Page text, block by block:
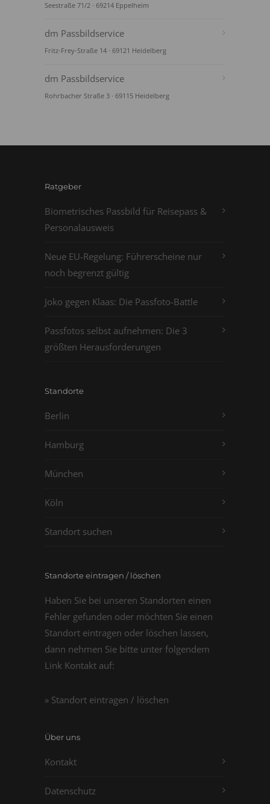
Seestraße 71/2 · 69214 Eppelheim
dm Passbildservice
Fritz-Frey-Straße 14 · 69121 Heidelberg
dm Passbildservice
Rohrbacher Straße 3 · 69115 Heidelberg
Ratgeber
Biometrisches Passbild für Reisepass &
Personalausweis
Neue EU-Regelung: Führerscheine nur
noch begrenzt gültig
Joko gegen Klaas: Die Passfoto-Battle
Passfotos selbst aufnehmen: Die 3
größten Herausforderungen
Standorte
Berlin
Hamburg
München
Köln
Standort suchen
Standorte eintragen / löschen
Haben Sie bei unseren Standorten einen
Fehler gefunden oder möchten Sie einen
Standort eintragen oder löschen lassen,
dann nehmen Sie bitte unter folgendem
Link Kontakt auf:
» Standort eintragen / löschen
Über uns
Kontakt
Datenschutz